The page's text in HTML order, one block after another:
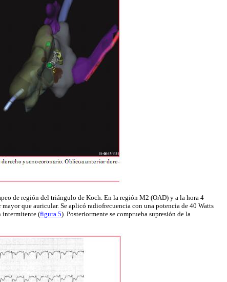
de región del triángulo de Koch . En la región M2 (OAD) y a la hora 4
que auricular. Se aplicó radiofrecuencia con una potencia de 40 Watts
intermitente (figura 5). Posteriormente se comprueba supresión de la